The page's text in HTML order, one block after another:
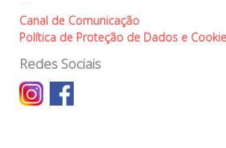
Proteção de Dados
Canal de Comunicação
Política de Proteção de Dados e Cookies
Redes Sociais